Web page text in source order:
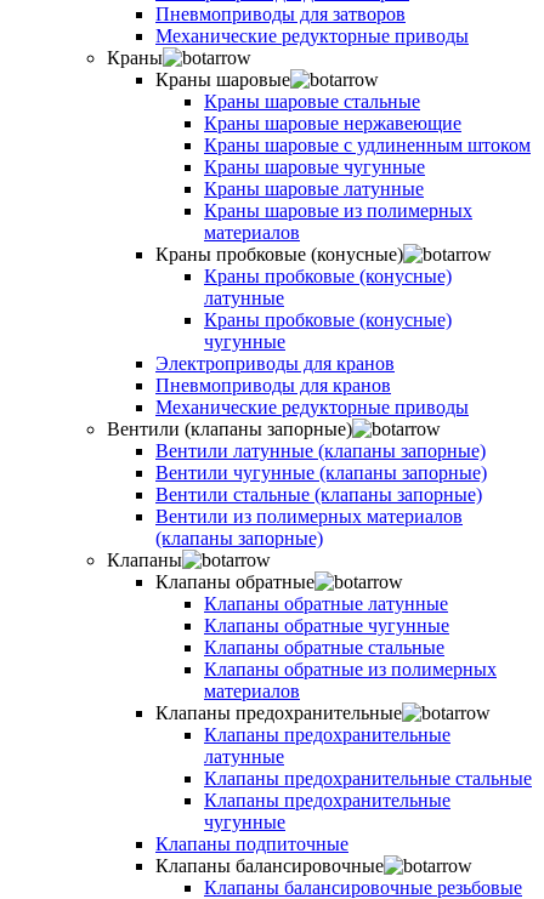
Пневмоприводы для затворов
Механические редукторные приводы
Краны
Краны шаровые
Краны шаровые стальные
Краны шаровые нержавеющие
Краны шаровые с удлиненным штоком
Краны шаровые чугунные
Краны шаровые латунные
Краны шаровые из полимерных
материалов
Краны пробковые (конусные)
Краны пробковые (конусные)
латунные
Краны пробковые (конусные)
чугунные
Электроприводы для кранов
Пневмоприводы для кранов
Механические редукторные приводы
Вентили (клапаны запорные)
Вентили латунные (клапаны запорные)
Вентили чугунные (клапаны запорные)
Вентили стальные (клапаны запорные)
Вентили из полимерных материалов
(клапаны запорные)
Клапаны
Клапаны обратные
Клапаны обратные латунные
Клапаны обратные чугунные
Клапаны обратные стальные
Клапаны обратные из полимерных
материалов
Клапаны предохранительные
Клапаны предохранительные
латунные
Клапаны предохранительные стальные
Клапаны предохранительные
чугунные
Клапаны подпиточные
Клапаны балансировочные
Клапаны балансировочные резьбовые